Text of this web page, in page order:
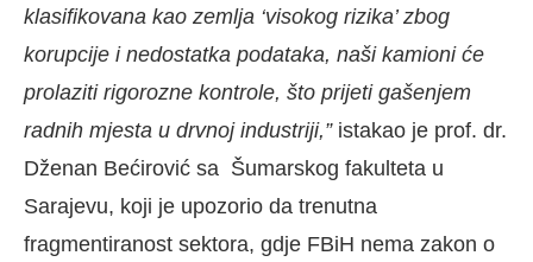
klasifikovana kao zemlja ‘visokog rizika’ zbog
korupcije i nedostatka podataka, naši kamioni će
prolaziti rigorozne kontrole, što prijeti gašenjem
radnih mjesta u drvnoj industriji,”istakao je prof. dr.
Dženan Bećirović sa Šumarskog fakulteta u
Sarajevu, koji je upozorio da trenutna
fragmentiranost sektora, gdje FBiH nema zakon o